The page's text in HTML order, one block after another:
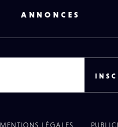
ANNONCES
MENTIONS LÉGALES